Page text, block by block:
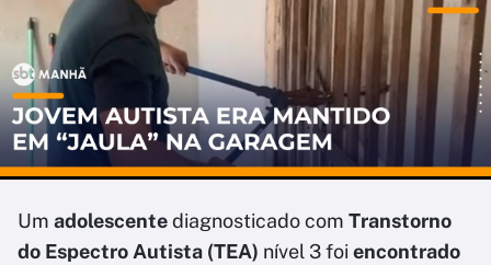
Um adolescentediagnosticado com Transtorno
do Espectro Autista (TEA) nível 3 foi encontrado